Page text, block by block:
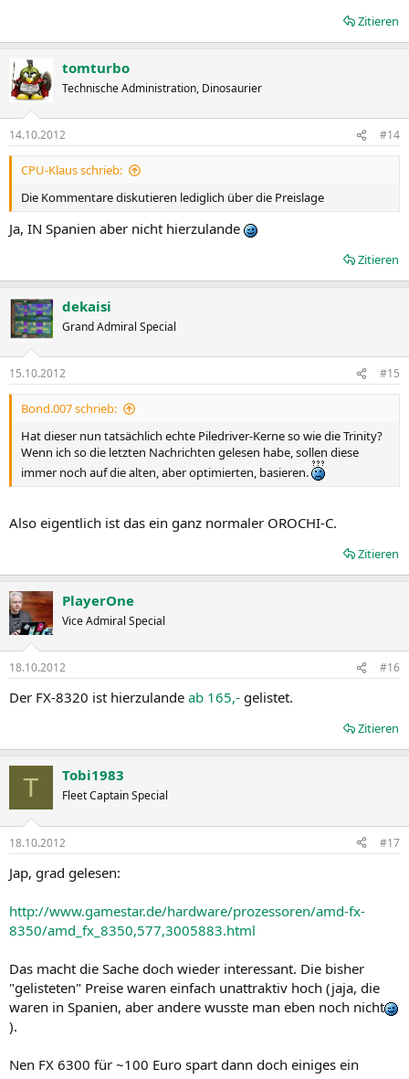
Zitieren
tomturbo
Technische Administration, Dinosaurier
14.10.2012 #14
CPU-Klaus schrieb:
Die Kommentare diskutieren lediglich über die Preislage
Ja, IN Spanien aber nicht hierzulande
Zitieren
dekaisi
Grand Admiral Special
15.10.2012 #15
Bond.007 schrieb:
Hat dieser nun tatsächlich echte Piledriver-Kerne so wie die Trinity?
Wenn ich so die letzten Nachrichten gelesen habe, sollen diese
immer noch auf die alten, aber optimierten, basieren.
Also eigentlich ist das ein ganz normaler OROCHI-C.
Zitieren
PlayerOne
Vice Admiral Special
18.10.2012 #16
Der FX-8320 ist hierzulande ab 165,- gelistet.
Zitieren
T Tobi1983
Fleet Captain Special
18.10.2012 #17
Jap, grad gelesen:
http://www.gamestar.de/hardware/prozessoren/amd-fx-
8350/amd_fx_8350,577,3005883.html
Das macht die Sache doch wieder interessant. Die bisher
"gelisteten" Preise waren einfach unattraktiv hoch (jaja, die
waren in Spanien, aber andere wusste man eben noch nicht
).
Nen FX 6300 für ~100 Euro spart dann doch einiges ein